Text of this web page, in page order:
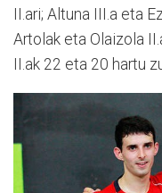
II.ari; Altuna III.a eta
Artolak eta Olaizola
II.ak 22 eta 20 hartu